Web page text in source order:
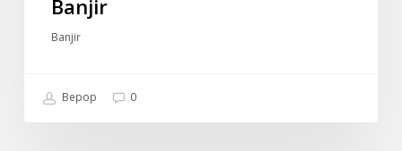
Banjir
Banjir
Bepop 0